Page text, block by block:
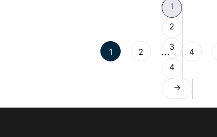
1
2
3
4
→
1 2 … 4